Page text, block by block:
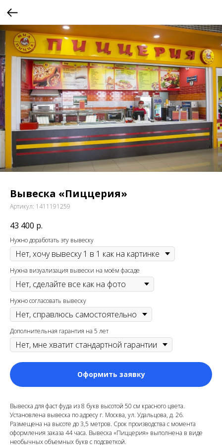
Вывеска «Пиццерия»
Артикул: 1411191259
43 400 р.
Нужно доработать эту вывеску
Нужна визуализация вывески на моём фасаде
Нужно согласовать вывеску
Дополнительная гарантия на 5 лет
Оформить заявку
Вывеска для фаст фуда из 8 букв высотой 50 см красного цвета.
Установлена вывеска по адресу г. Москва, ул. Удальцова, д. 26.
Размещена на высоте до 3,5 метров. Срок производства с момента
оформления заказа 44 часа. Вывеска «Пиццерия» выполнена в виде
необычных объемных букв с подсветкой.